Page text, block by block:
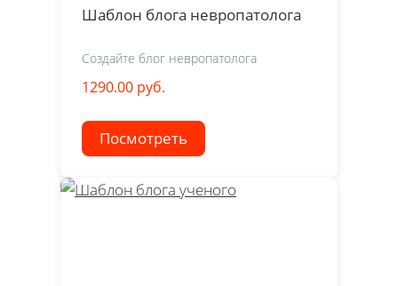
Шаблон блога невропатолога
Создайте блог невропатолога
1290.00 руб.
Посмотреть